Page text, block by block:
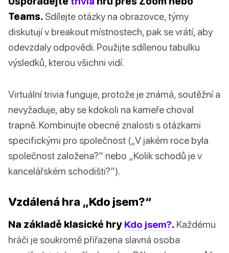
Teams. Sdílejte otázky na obrazovce, týmy
diskutují v breakout místnostech, pak se vrátí, aby
odevzdaly odpovědi. Použijte sdílenou tabulku
výsledků, kterou všichni vidí.
Virtuální trivia funguje, protože je známá, soutěžní a
nevyžaduje, aby se kdokoli na kameře choval
trapně. Kombinujte obecné znalosti s otázkami
specifickými pro společnost („V jakém roce byla
společnost založena?“ nebo „Kolik schodů je v
kancelářském schodišti?“).
Vzdálená hra „Kdo jsem?“
Na základě klasické hry Kdo jsem?. Každému
hráči je soukromě přiřazena slavná osoba